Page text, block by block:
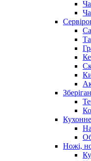
Ножі,